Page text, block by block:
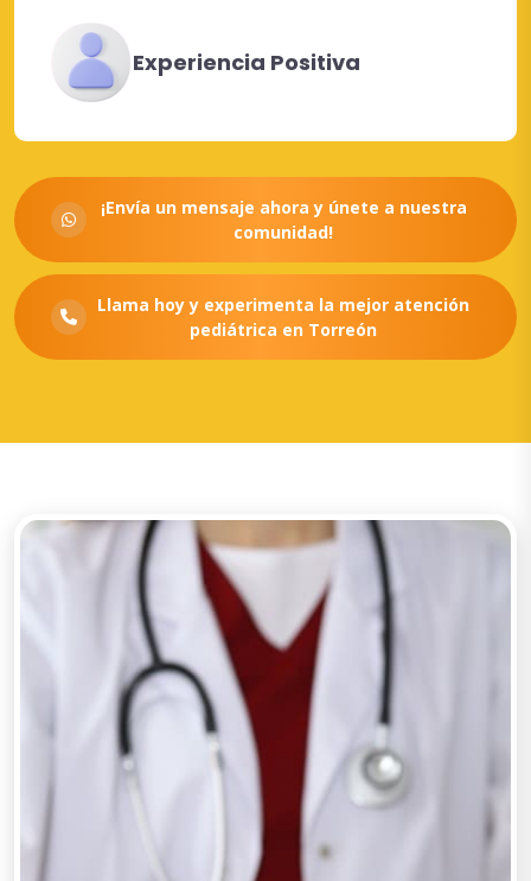
Experiencia Positiva
¡Envía un mensaje ahora y únete a nuestra
comunidad!
Llama hoy y experimenta la mejor atención
pediátrica en Torreón